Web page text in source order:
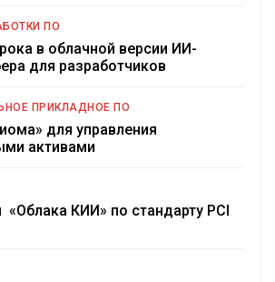
ПО
в облачной версии ИИ-
для разработчиков
ПРИКЛАДНОЕ ПО
для управления
активами
КИИ» по стандарту PCI